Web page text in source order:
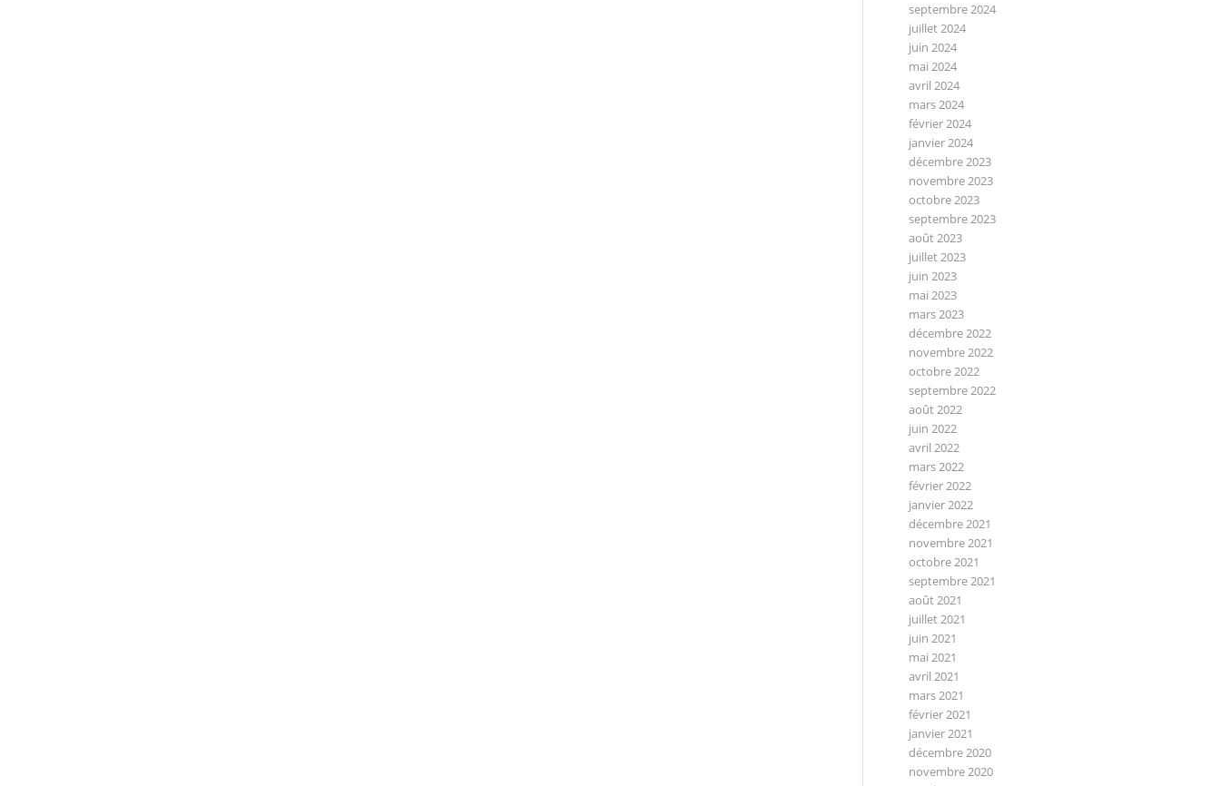
septembre 2024
juillet 2024
juin 2024
mai 2024
avril 2024
mars 2024
février 2024
janvier 2024
décembre 2023
novembre 2023
octobre 2023
septembre 2023
août 2023
juillet 2023
juin 2023
mai 2023
mars 2023
décembre 2022
novembre 2022
octobre 2022
septembre 2022
août 2022
juin 2022
avril 2022
mars 2022
février 2022
janvier 2022
décembre 2021
novembre 2021
octobre 2021
septembre 2021
août 2021
juillet 2021
juin 2021
mai 2021
avril 2021
mars 2021
février 2021
janvier 2021
décembre 2020
novembre 2020